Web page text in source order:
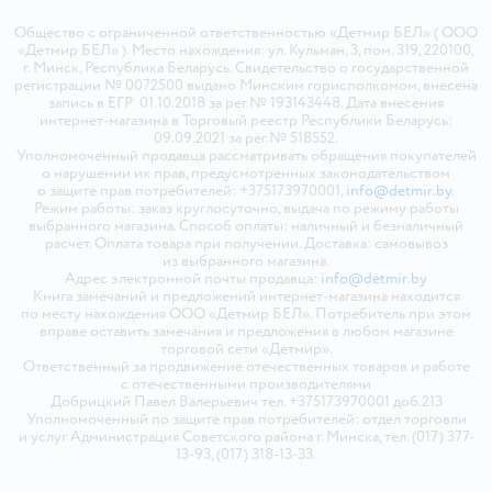
Общество с ограниченной ответственностью «Детмир БЕЛ» ( ООО
«Детмир БЕЛ» ). Место нахождения: ул. Кульман, 3, пом. 319, 220100,
г. Минск, Республика Беларусь. Свидетельство о государственной
регистрации № 0072500 выдано Минским горисполкомом, внесена
запись в ЕГР 01.10.2018 за рег.№ 193143448. Дата внесения
интернет-магазина в Торговый реестр Республики Беларусь:
09.09.2021 за рег.№ 518552.
Уполномоченный продавца рассматривать обращения покупателей
о нарушении их прав, предусмотренных законодательством
о защите прав потребителей: +375173970001, info@detmir.by.
Режим работы: заказ круглосуточно, выдача по режиму работы
выбранного магазина. Способ оплаты: наличный и безналичный
расчёт. Оплата товара при получении. Доставка: самовывоз
из выбранного магазина.
Адрес электронной почты продавца: info@detmir.by
Книга замечаний и предложений интернет-магазина находится
по месту нахождения ООО «Детмир БЕЛ». Потребитель при этом
вправе оставить замечания и предложения в любом магазине
торговой сети «Детмир».
Ответственный за продвижение отечественных товаров и работе
с отечественными производителями
Добрицкий Павел Валерьевич тел. +375173970001 доб.213
Уполномоченный по защите прав потребителей: отдел торговли
и услуг Администрация Советского района г. Минска, тел. (017) 377-
13-93, (017) 318-13-33.